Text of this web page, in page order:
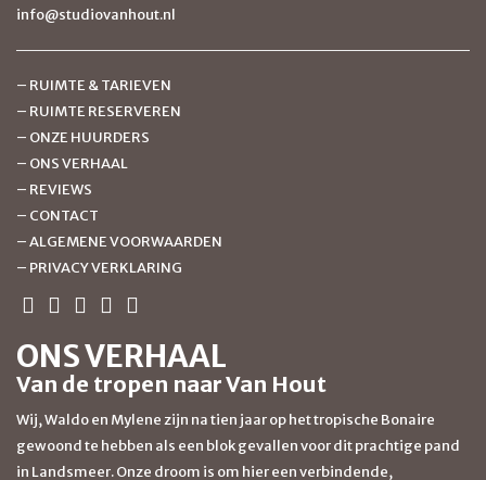
info@studiovanhout.nl
– RUIMTE & TARIEVEN
– RUIMTE RESERVEREN
– ONZE HUURDERS
– ONS VERHAAL
– REVIEWS
– CONTACT
–ALGEMENE VOORWAARDEN
– PRIVACY VERKLARING
ONS VERHAAL
Van de tropen naar Van Hout
Wij, Waldo en Mylene zijn na tien jaar op het tropische Bonaire
gewoond te hebben als een blok gevallen voor dit prachtige pand
in Landsmeer. Onze droom is om hier een verbindende,